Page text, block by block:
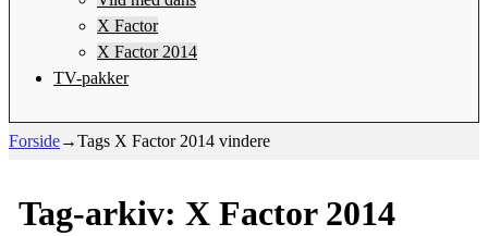
X Factor
X Factor 2014
TV-pakker
Forside→Tags X Factor 2014 vindere
Tag-arkiv: X Factor 2014